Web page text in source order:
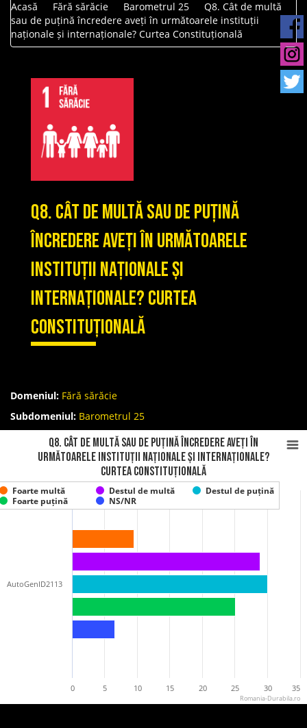
Acasă Fără sărăcie Barometrul 25
Q8. Cât de multă
sau de puțină încredere aveți în următoarele instituții
naționale și internaționale? Curtea Constituțională
Q8. Cât de multă sau de puțină
încredere aveți în următoarele
instituții naționale și
internaționale? Curtea
Constituțională
Domeniul: Fără sărăcie
Subdomeniul: Barometrul 25
Q8. Cât de multă sau de puțină încredere aveți în
următoarele instituții naționale și internaționale?
Curtea Constituțională
Foarte multă Destul de multă
Destul de puțină
Foarte puțină
NS/NR
AutoGenID2113
0 5 10 15 20 25 30 35
Romania-Durabila.ro